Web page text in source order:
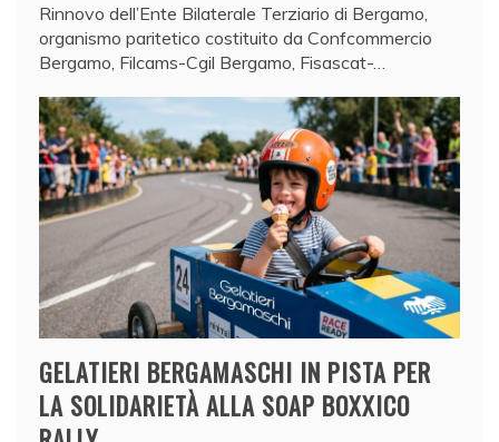
Rinnovo dell’Ente Bilaterale Terziario di Bergamo,
organismo paritetico costituito da Confcommercio
Bergamo, Filcams-Cgil Bergamo, Fisascat-…
GELATIERI BERGAMASCHI IN PISTA PER
LA SOLIDARIETÀ ALLA SOAP BOXXICO